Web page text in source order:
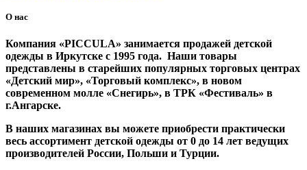
О нас
Компания «PICCULA» занимается продажей детской
одежды в Иркутске с 1995 года. Наши товары
представлены в старейших популярных торговых центрах
«Детский мир», «Торговый комплекс», в новом
современном молле «Снегирь», в ТРК «Фестиваль» в
г.Ангарске.
В наших магазинах вы можете приобрести практически
весь ассортимент детской одежды от 0 до 14 лет ведущих
производителей России, Польши и Турции.